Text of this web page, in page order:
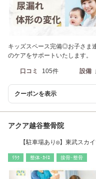
キッズスペース完備◎お子さま
のケアをサポートいたします。
口コミ 105件 設備
クーポンを表示
アクア越谷整骨院
【駐車場あり◎】東武スカ
ﾘﾗｸ 整体･ｶｲﾛ 接骨･整骨